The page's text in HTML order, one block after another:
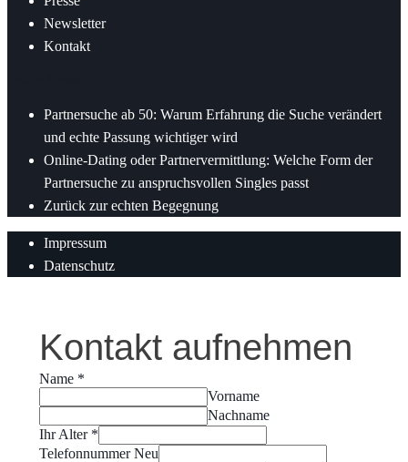
Newsletter
Kontakt
Partnersuche ab 50: Warum Erfahrung die Suche verändert
und echte Passung wichtiger wird
Online-Dating oder Partnervermittlung: Welche Form der
Partnersuche zu anspruchsvollen Singles passt
Zurück zur echten Begegnung
Impressum
Datenschutz
Kontakt aufnehmen
Name *
Vorname
Nachname
Ihr Alter *
Telefonnummer Neu